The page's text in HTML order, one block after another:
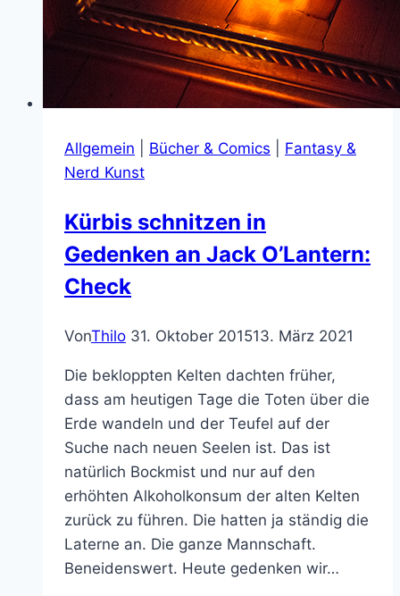
Allgemein Bücher & Comics
Fantasy &
Nerd Kunst
Kürbis schnitzen in
Gedenken an Jack O’Lantern:
Check
VonThilo 31. Oktober 201513. März 2021
Die bekloppten Kelten dachten früher,
dass am heutigen Tage die Toten über die
Erde wandeln und der Teufel auf der
Suche nach neuen Seelen ist. Das ist
natürlich Bockmist und nur auf den
erhöhten Alkoholkonsum der alten Kelten
zurück zu führen. Die hatten ja ständig die
Laterne an. Die ganze Mannschaft.
Beneidenswert. Heute gedenken wir…